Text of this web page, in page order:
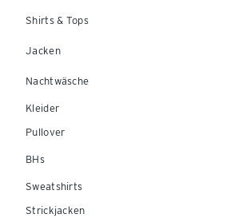
Shirts & Tops
Jacken
Nachtwäsche
Kleider
Pullover
BHs
Sweatshirts
Strickjacken